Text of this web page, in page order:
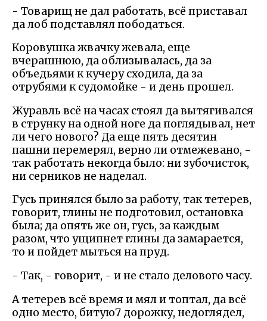
- Товарищ не дал работать, всё приставал
да лоб подставлял пободаться.
Коровушка жвачку жевала, еще
вчерашнюю, да облизывалась, да за
объедьями к кучеру сходила, да за
отрубями к судомойке - и день прошел.
Журавль всё на часах стоял да вытягивался
в струнку на одной ноге да поглядывал, нет
ли чего нового? Да еще пять десятин
пашни перемерял, верно ли отмежевано, -
так работать некогда было: ни зубочисток,
ни серников не наделал.
Гусь принялся было за работу, так тетерев,
говорит, глины не подготовил, остановка
была; да опять же он, гусь, за каждым
разом, что ущипнет глины да замарается,
то и пойдет мыться на пруд.
- Так, - говорит, - и не стало делового часу.
А тетерев всё время и мял и топтал, да всё
одно место, битую7 дорожку, недоглядел,